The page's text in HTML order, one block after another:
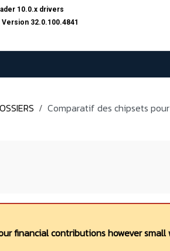
10.0.x drivers
32.0.100.4841
Comparatif des chipsets
financial contributions however